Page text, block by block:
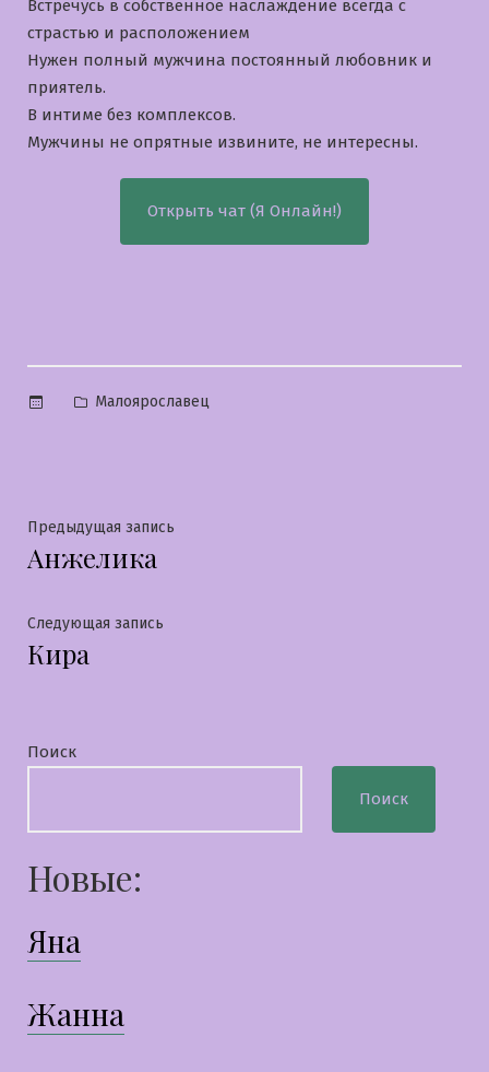
Встречусь в собственное наслаждение всегда с
страстью и расположением
Нужен полный мужчина постоянный любовник и
приятель.
В интиме без комплексов.
Мужчины не опрятные извините, не интересны.
Открыть чат (Я Онлайн!)
Опубликовано
Малоярославец
Навигация
по
записям
Предыдущая запись
Анжелика
Следующая запись
Кира
Поиск
Поиск
Новые:
Яна
Жанна